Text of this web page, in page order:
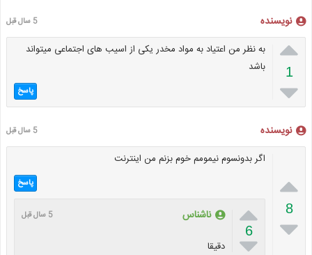
نویسنده 5 سال قبل

1

به نظر من اعتیاد به مواد مخدر یکی از اسیب های اجتماعی میتواند
باشد
پاسخ
نویسنده 5 سال قبل

8

اگر بدونسوم نیمومم خوم بزنم من اینترنت
پاسخ

6

ناشناس 5 سال قبل
دقیقا